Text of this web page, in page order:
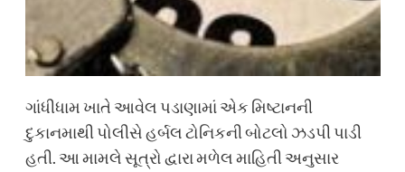
ગાંધીધામ ખાતે આવેલ પડાણામાં એક મિષ્ટાનની
દુકાનમાથી પોલીસે હર્બલ ટોનિકની બોટલો ઝડપી પાડી
હતી. આ મામલે સૂત્રો દ્વારા મળેલ માહિતી અનુસાર